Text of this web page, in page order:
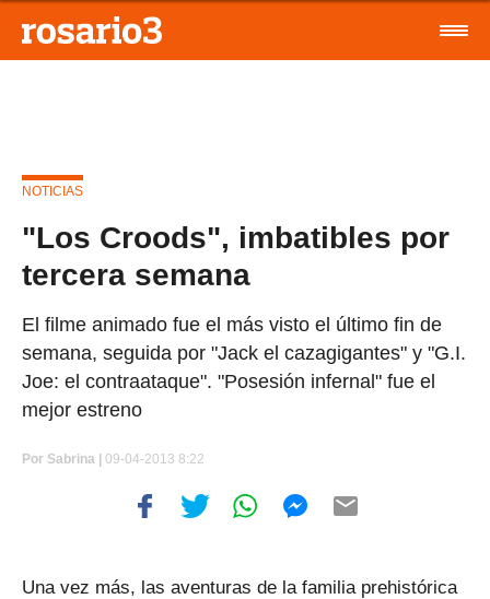
NOTICIAS
"Los Croods", imbatibles por
tercera semana
El filme animado fue el más visto el último fin de
semana, seguida por "Jack el cazagigantes" y "G.I.
Joe: el contraataque". "Posesión infernal" fue el
mejor estreno
Por Sabrina | 09-04-2013 8:22
Una vez más, las aventuras de la familia prehistórica